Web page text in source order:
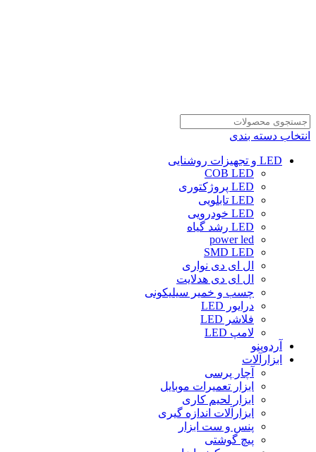
انتخاب دسته بندی
LED و تجهیزات روشنایی
COB LED
LED پروژکتوری
LED تابلویی
LED خودرویی
LED رشد گیاه
power led
SMD LED
ال ای دی نواری
ال ای دی هدلایت
چسب و خمیر سیلیکونی
درایور LED
فلاشر LED
لامپ LED
آردوینو
ابزارآلات
آچار پرسی
ابزار تعمیرات موبایل
ابزار لحیم کاری
ابزارآلات اندازه گیری
پنس و ست ابزار
پیچ گوشتی